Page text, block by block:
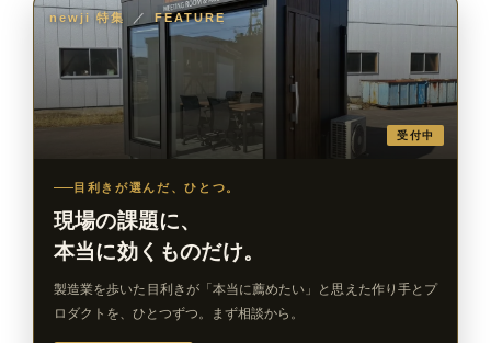
newji 特集 ／ FEATURE
受付中
目利きが選んだ、ひとつ。
現場の課題に、
本当に効くものだけ。
製造業を歩いた目利きが「本当に薦めたい」と思えた作り手とプ
ロダクトを、ひとつずつ。まず相談から。